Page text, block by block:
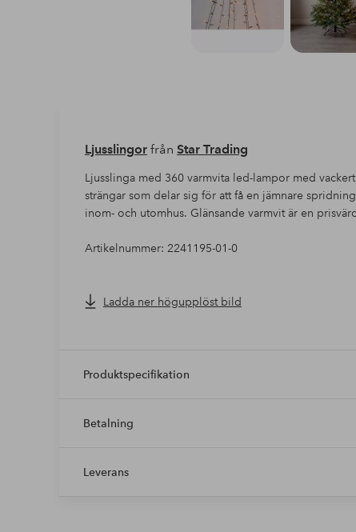
Ljusslingorfrån Star Trading
Ljusslinga med 360 varmvita led-lampor med
strängar som delar sig för att få en jämnare
inom- och utomhus. Glänsande varmvit är en
Artikelnummer: 2241195-01-0
Ladda ner högupplöst bild
Produktspecifikation
Betalning
Leverans